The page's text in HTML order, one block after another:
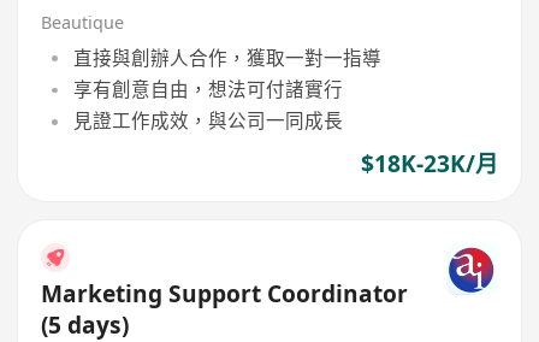
Beautique
直接與創辦人合作，獲取一對一指導
享有創意自由，想法可付諸實行
見證工作成效，與公司一同成長
$18K-23K/月
Marketing Support Coordinator
(5 days)